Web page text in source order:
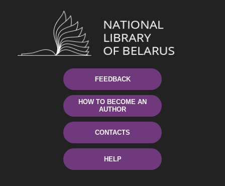
FEEDBACK
HOW TO BECOME AN
AUTHOR
CONTACTS
HELP